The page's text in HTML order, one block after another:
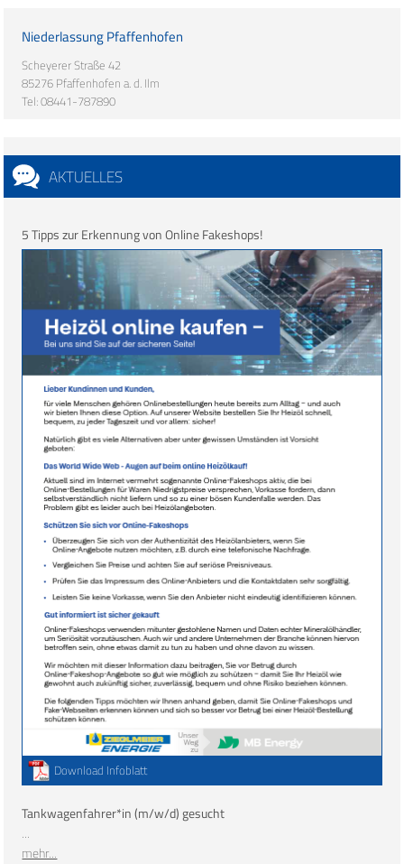
Niederlassung Pfaffenhofen
Scheyerer Straße 42
85276 Pfaffenhofen a. d. Ilm
Tel: 08441-787890
AKTUELLES
5 Tipps zur Erkennung von Online Fakeshops!
Download Infoblatt
Tankwagenfahrer*in (m/w/d) gesucht
...
mehr...